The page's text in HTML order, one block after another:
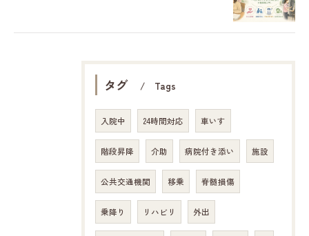
タグ Tags
入院中 24時間対応 車いす
階段昇降 介助 病院付き添い 施設
公共交通機関 移乗 脊髄損傷
乗降り リハビリ 外出